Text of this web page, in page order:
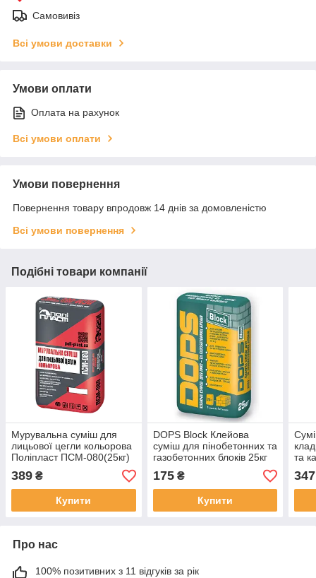
Самовивіз
Всі умови доставки
Умови оплати
Оплата на рахунок
Всі умови оплати
Умови повернення
Повернення товару впродовж 14 днів за домовленістю
Всі умови повернення
Подібні товари компанії
Мурувальна суміш для
лицьової цегли кольорова
Поліпласт ПСМ-080(25кг)
389 ₴
Купити
DOPS Block Клейова
суміш для пінобетонних та
газобетонних блоків 25кг
175₴
Купити
та
347
Про нас
100% позитивних з 11 відгуків за рік